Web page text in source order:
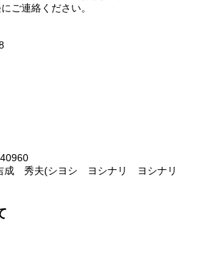
ご連絡ください。
成 秀夫(シヨシ ヨシナリ ヨシナリ